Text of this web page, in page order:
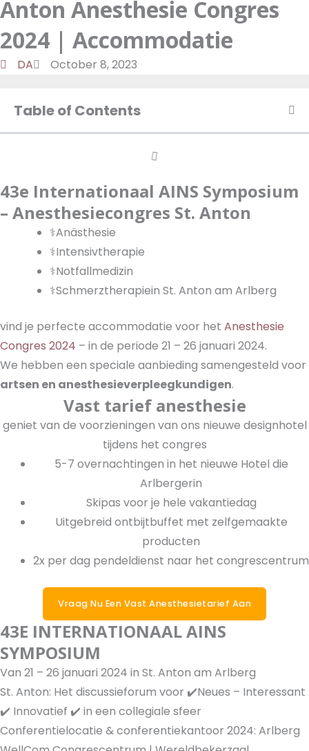
Anton Anesthesie Congres
2024 | Accommodatie
DA October 8, 2023
Table of Contents
43e Internationaal AINS Symposium
– Anesthesiecongres St. Anton
⚕️Anästhesie
⚕️Intensivtherapie
⚕️Notfallmedizin
⚕️Schmerztherapiein St. Anton am Arlberg
vind je perfecte accommodatie voor het Anesthesie
Congres 2024 – in de periode 21 – 26 januari 2024.
We hebben een speciale aanbieding samengesteld voor
artsen en anesthesieverpleegkundigen.
Vast tarief anesthesie
geniet van de voorzieningen van ons nieuwe designhotel
tijdens het congres
5-7 overnachtingen in het nieuwe Hotel die
Arlbergerin
Skipas voor je hele vakantiedag
Uitgebreid ontbijtbuffet met zelfgemaakte
producten
2x per dag pendeldienst naar het congrescentrum
Vraag Nu Een Vast Anesthesietarief Aan
43E INTERNATIONAAL AINS
SYMPOSIUM
Van 21 – 26 januari 2024 in St. Anton am Arlberg
St. Anton: Het discussieforum voor ✔️Neues – Interessant
✔️ Innovatief ✔️ in een collegiale sfeer
Conferentielocatie & conferentiekantoor 2024: Arlberg